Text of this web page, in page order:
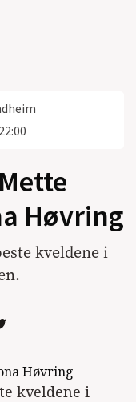
Høvring
kveldene i
kveldene i